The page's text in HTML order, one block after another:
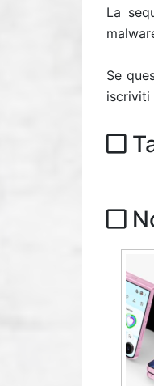
La
Se
iscriviti